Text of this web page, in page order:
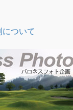
ついて